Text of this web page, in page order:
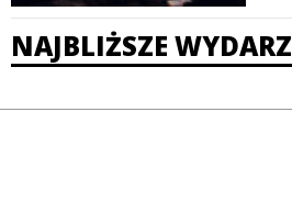
NAJBLIŻSZE